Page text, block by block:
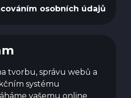
osobních údajů
tvorbu, správu webů a
systému
vašemu online